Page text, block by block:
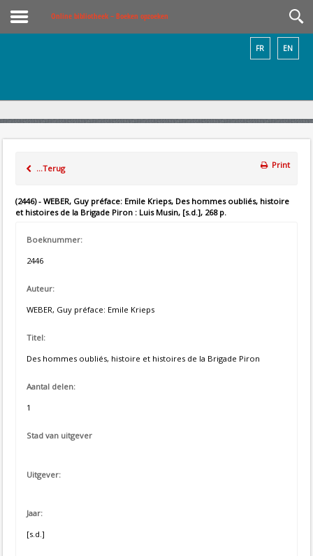
Online bibliotheek – Boeken opzoeken
EN
FR
...Terug Print
(2446) - WEBER, Guy préface: Emile Krieps, Des hommes oubliés, histoire
et histoires de la Brigade Piron : Luis Musin, [s.d.], 268 p.
Boeknummer:
2446
Auteur:
WEBER, Guy préface: Emile Krieps
Titel:
Des hommes oubliés, histoire et histoires de la Brigade Piron
Aantal delen:
1
Stad van uitgever
Uitgever:
Jaar:
[s.d.]